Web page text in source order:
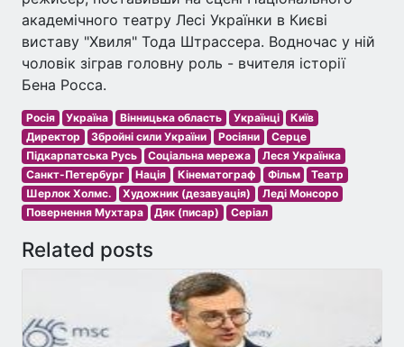
академічного театру Лесі Українки в Києві
виставу "Хвиля" Тода Штрассера. Водночас у ній
чоловік зіграв головну роль - вчителя історії
Бена Росса.
Росія Україна Вінницька область Українці
Київ
Директор
Збройні сили України Росіяни
Серце
Підкарпатська Русь
Соціальна мережа
Леся Українка
Санкт-Петербург
Нація Кінематограф Фільм
Театр
Шeрлoк Холмc.
Художник (дезавуація)
Леді Монсоро
Повернення Мухтара
Дяк (писар) Серіал
Related posts